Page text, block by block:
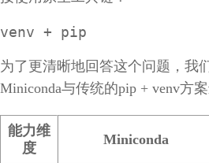
venv + pip
为了更清晰地回答这个问题，我
Miniconda与传统的pip + venv方
能力维
度
Miniconda